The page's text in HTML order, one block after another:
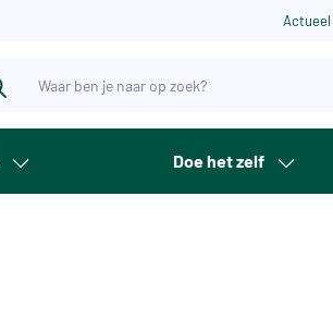
Actueel
Doe het zelf